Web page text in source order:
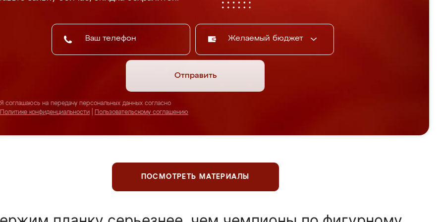
Желаемый бюджет
Отправить
Я соглашаюсь на передачу персональных данных согласно
Политике конфиденциальности
Пользовательскому соглашению
ПОСМОТРЕТЬ МАТЕРИАЛЫ